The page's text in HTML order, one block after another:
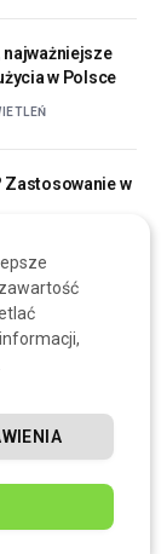
w Polsce
Zastosowanie w